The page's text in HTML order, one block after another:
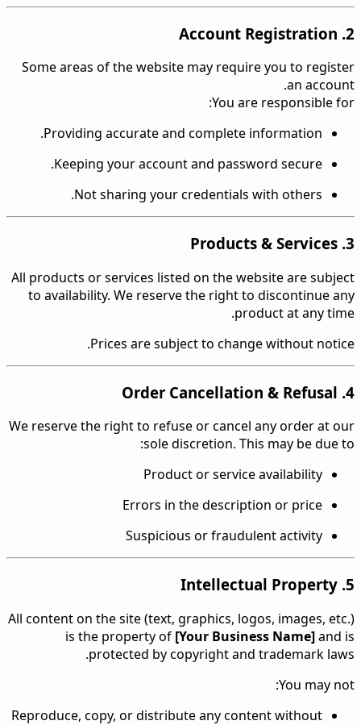
2.
Account Registration
Some areas of the website may require you to register
an account.
You are responsible for:
Providing accurate and complete information.
Keeping your account and password secure.
Not sharing your credentials with others.
3.
Products & Services
All products or services listed on the website are subject
to availability. We reserve the right to discontinue any
product at any time.
Prices are subject to change without notice.
4.
Order Cancellation & Refusal
We reserve the right to refuse or cancel any order at our
sole discretion. This may be due to:
Product or service availability
Errors in the description or price
Suspicious or fraudulent activity
5.
Intellectual Property
All content on the site (text, graphics, logos, images, etc.)
is the property of [Your Business Name]and is
protected by copyright and trademark laws.
You may not:
Reproduce, copy, or distribute any content without